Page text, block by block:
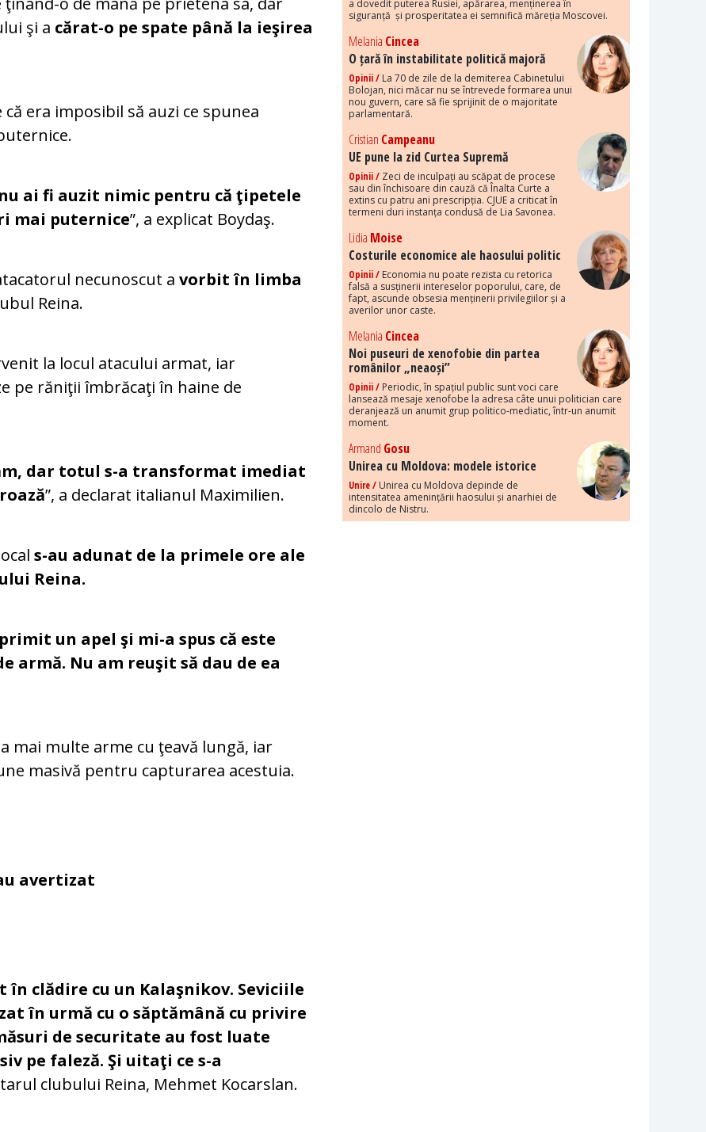
şi a cărat-o pe spate până la ieşirea
era imposibil să auzi ce spunea
ai fi auzit nimic pentru că ţipetele
mai puternice”, a explicat Boydaş.
necunoscut a vorbit în limba
Reina.
la locul atacului armat, iar
pe răniţii îmbrăcaţi în haine de
dar totul s-a transformat imediat
”, a declarat italianul Maximilien.
s-au adunat de la primele ore ale
Reina.
un apel şi mi-a spus că este
armă. Nu am reuşit să dau de ea
mai multe arme cu ţeavă lungă, iar
masivă pentru capturarea acestuia.
avertizat
clădire cu un Kalaşnikov. Seviciile
în urmă cu o săptămână cu privire
de securitate au fost luate
pe faleză. Şi uitaţi ce s-a
clubului Reina, Mehmet Kocarslan.
a dovedit puterea Rusiei, apărarea, menținerea în
siguranță și prosperitatea ei semnifică măreția Moscovei.
Melania Cincea
O țară în instabilitate politică majoră
Opinii / La 70 de zile de la demiterea Cabinetului
Bolojan, nici măcar nu se întrevede formarea unui
nou guvern, care să fie sprijinit de o majoritate
parlamentară.
Cristian Campeanu
UE pune la zid Curtea Supremă
Opinii / Zeci de inculpați au scăpat de procese
sau din închisoare din cauză că Înalta Curte a
extins cu patru ani prescripția. CJUE a criticat în
termeni duri instanța condusă de Lia Savonea.
Lidia Moise
Costurile economice ale haosului politic
Opinii / Economia nu poate rezista cu retorica
falsă a susținerii intereselor poporului, care, de
fapt, ascunde obsesia menținerii privilegiilor și a
averilor unor caste.
Melania Cincea
Noi puseuri de xenofobie din partea
românilor „neaoși”
Opinii / Periodic, în spațiul public sunt voci care
lansează mesaje xenofobe la adresa câte unui politician care
deranjează un anumit grup politico-mediatic, într-un anumit
moment.
Armand Gosu
Unirea cu Moldova: modele istorice
Unire / Unirea cu Moldova depinde de
intensitatea amenințării haosului și anarhiei de
dincolo de Nistru.